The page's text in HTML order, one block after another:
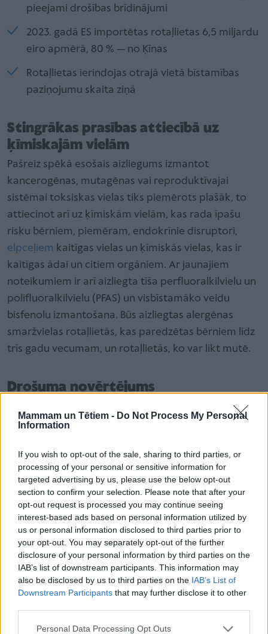
Mammam un Tētiem - Do Not Process My Personal
Information
If you wish to opt-out of the sale, sharing to third parties, or
processing of your personal or sensitive information for
targeted advertising by us, please use the below opt-out
section to confirm your selection. Please note that after your
opt-out request is processed you may continue seeing
interest-based ads based on personal information utilized by
us or personal information disclosed to third parties prior to
your opt-out. You may separately opt-out of the further
disclosure of your personal information by third parties on the
IAB’s list of downstream participants. This information may
also be disclosed by us to third parties on the IAB’s List of
Downstream Participants that may further disclose it to other
Personal Data Processing Opt Outs
pieejami drošības brīdinājumi
2023. gadā ES importētas rotaļlietas 6,5 miljardu
eiro apmērā, 80 % — no Ķīnas
Rotaļlietas ierindojas otrajā vietā bīstamības
paziņojumu skaita ziņā
Stingrākas prasības attiecībā uz
ķīmiskajām vielām
Pašreiz spēkā esošais aizliegums izmantot
kancerogēnas, mutagēnas vai reproduktīvajai
sistēmai toksiskas vielas tiks piemērots plašāk, to
attiecinot arī uz ķīmiskām vielām, kas rada īpašu
risku bērniem, piemēram, endokrīnie disruptori,
elpceļiem kaitīgas vielas un ķīmiskās vielas, kas ir
kaitīgas ādai un citiem orgāniem. Ar jaunajiem
noteikumiem ir arī aizliegta tīša perfluoralkilvielu un
polifluoralkilvielu (PFAS) un visbīstamāko veidu
bisfenolu izmantošana. Būs aizliegtas alergēnas
smaržvielas rotaļlietās, kas paredzētas bērniem līdz
trīs gadu vecumam, un rotaļlietās, ko var likt mutē.
Drošuma novērtējums
jānovērtē rotaļlietas drošums, lai konstatētu visus
elektriskos bīstamības faktorus. Vērtējot būs arī
jāpārbauda rotaļlietu aizdegšanās risks, higiēnas
risks un radioaktivitāte, jo bērni ir īpaši neaizsargāti.
Piemēram, ražotājiem attiecīgā gadījumā būtu
jānodrošina, lai digitālas rotaļlietas nekaitētu bērnu
garīgajai veselībai.
Digitālā produkta pase
Pateicoties labākai tiesībaizsardzībai un efektīvākai
samazināts nedrošu rotaļlietu skaits. Visām